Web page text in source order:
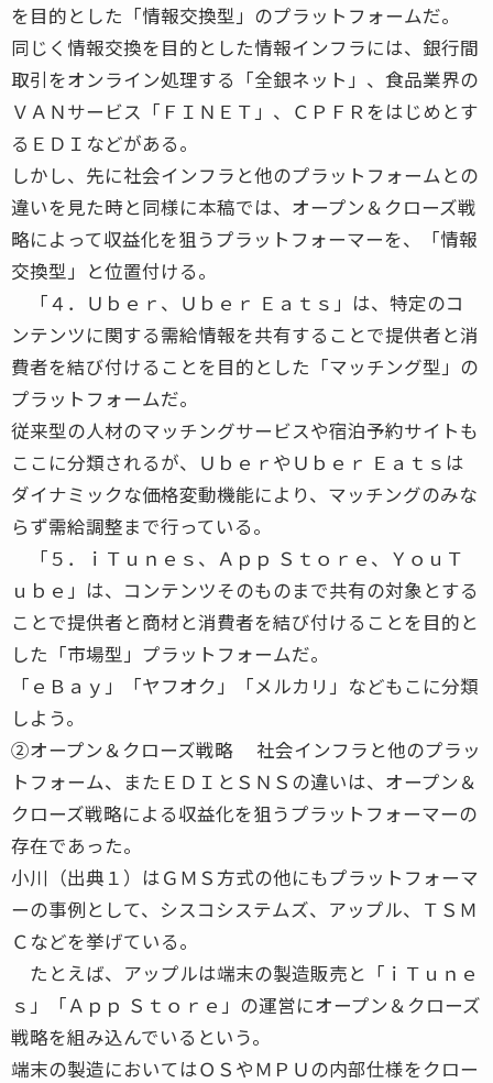
を目的とした「情報交換型」のプラットフォームだ。
同じく情報交換を目的とした情報インフラには、銀行間
取引をオンライン処理する「全銀ネット」、食品業界の
ＶＡＮサービス「ＦＩＮＥＴ」、ＣＰＦＲをはじめとす
るＥＤＩなどがある。
しかし、先に社会インフラと他のプラットフォームとの
違いを見た時と同様に本稿では、オープン＆クローズ戦
略によって収益化を狙うプラットフォーマーを、「情報
交換型」と位置付ける。
「４．Ｕｂｅｒ、Ｕｂｅｒ Ｅａｔｓ」は、特定のコ
ンテンツに関する需給情報を共有することで提供者と消
費者を結び付けることを目的とした「マッチング型」の
プラットフォームだ。
従来型の人材のマッチングサービスや宿泊予約サイトも
ここに分類されるが、ＵｂｅｒやＵｂｅｒ Ｅａｔｓは
ダイナミックな価格変動機能により、マッチングのみな
らず需給調整まで行っている。
「５．ｉＴｕｎｅｓ、Ａｐｐ Ｓｔｏｒｅ、ＹｏｕＴ
ｕｂｅ」は、コンテンツそのものまで共有の対象とする
ことで提供者と商材と消費者を結び付けることを目的と
した「市場型」プラットフォームだ。
「ｅＢａｙ」「ヤフオク」「メルカリ」などもこに分類
しよう。
②オープン＆クローズ戦略 社会インフラと他のプラッ
トフォーム、またＥＤＩとＳＮＳの違いは、オープン＆
クローズ戦略による収益化を狙うプラットフォーマーの
存在であった。
小川（出典１）はＧＭＳ方式の他にもプラットフォーマ
ーの事例として、シスコシステムズ、アップル、ＴＳＭ
Ｃなどを挙げている。
たとえば、アップルは端末の製造販売と「ｉＴｕｎｅ
ｓ」「Ａｐｐ Ｓｔｏｒｅ」の運営にオープン＆クローズ
戦略を組み込んでいるという。
端末の製造においてはＯＳやＭＰＵの内部仕様をクロー